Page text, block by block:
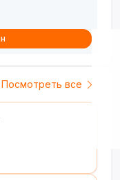
Посмотреть все